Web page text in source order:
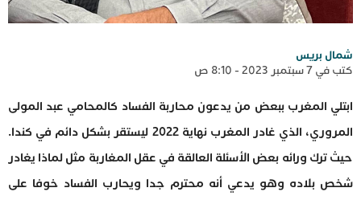
شمال بريس
كتب في 7 سبتمبر 2023 - 8:10 ص
ابتلي المغرب ببعض من يدعون محاربة الفساد كالمحامي عبد المولى
المروري، الذي غادر المغرب نهاية 2022 ليستقر بشكل دائم في كندا.
حيث ترك ورائه بعض الأسئلة العالقة في عقل المغاربة مثل لماذا يغادر
شخص بلاده وهو يدعي أنه محترم جدا ويحارب الفساد خوفا على